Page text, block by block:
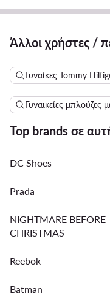
Άλλοι χρήστες /
Γυναίκες Tommy
Γυναικείες μπλούζες
Top brands σε
DC Shoes
Prada
NIGHTMARE BEFORE
CHRISTMAS
Reebok
Batman